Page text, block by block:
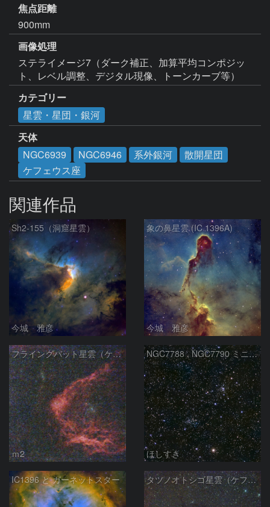
焦点距離
900mm
画像処理
ステライメージ7（ダーク補正、加算平均コンポジッ
ト、レベル調整、デジタル現像、トーンカーブ等）
カテゴリー
星雲・星団・銀河
天体
NGC6939
NGC6946 系外銀河
散開星団
ケフェウス座
関連作品
Sh2-155（洞窟星雲）
今城 雅彦
象の鼻星雲 (IC 1396A)
今城 雅彦
フライングバット星雲（ケフェウス座）
ｍ2
NGC7788 , NGC7790 ミニ二重星団
ほしすき
IC1396 と ガーネットスター タツノオトシゴ星雲（ケフェウス座）